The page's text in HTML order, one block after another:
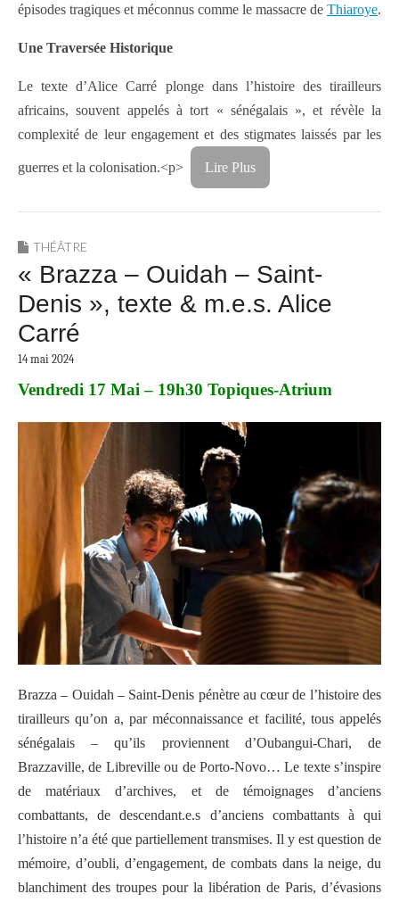
épisodes tragiques et méconnus comme le massacre de Thiaroye.
Une Traversée Historique
Le texte d’Alice Carré plonge dans l’histoire des tirailleurs
africains, souvent appelés à tort « sénégalais », et révèle la
complexité de leur engagement et des stigmates laissés par les
guerres et la colonisation.<p> Lire Plus
THÉÂTRE
« Brazza – Ouidah – Saint-
Denis », texte & m.e.s. Alice
Carré
14 mai 2024
Vendredi 17 Mai – 19h30 Topiques-Atrium
Brazza – Ouidah – Saint-Denis pénètre au cœur de l’histoire des
tirailleurs qu’on a, par méconnaissance et facilité, tous appelés
sénégalais – qu’ils proviennent d’Oubangui-Chari, de
Brazzaville, de Libreville ou de Porto-Novo… Le texte s’inspire
de matériaux d’archives, et de témoignages d’anciens
combattants, de descendant.e.s d’anciens combattants à qui
l’histoire n’a été que partiellement transmises. Il y est question de
mémoire, d’oubli, d’engagement, de combats dans la neige, du
blanchiment des troupes pour la libération de Paris, d’évasions